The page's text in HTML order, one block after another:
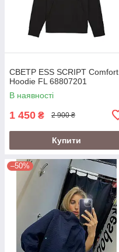
СВЕТР ESS SCRIPT Comfort
Hoodie FL 68807201
В наявності
1 450 ₴ 2 900 ₴
Купити
–50%